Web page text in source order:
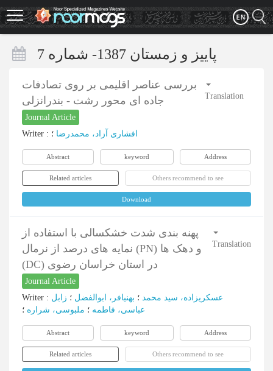
Skip
to
main
پاییز و زمستان 1387- شماره 7
بررسی عناصر اقلیمی بر روی تصادفات
جاده ای محور رشت - بندرانزلی
Journal Article
Translation
Writer : افشاری آزاد، محمدرضا ؛
Abstract keyword Address
Related articles Others recommend to see
Download
پهنه بندی شدت خشکسالی با استفاده از
نمایه های درصد از نرمال (PN) و دهک ها
(DC) در استان خراسان رضوی
Journal Article
Translation
Writer : عسکریزاده، سید محمد ؛ بهنیافر، ابوالفضل ؛ زابل
عباسی، فاطمه ؛ ملبوسی، شراره ؛
Abstract keyword Address
Related articles Others recommend to see